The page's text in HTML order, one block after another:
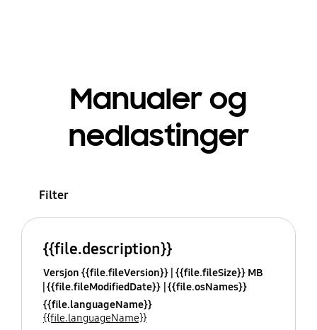
Manualer og
nedlastinger
Filter
{{file.description}}
Versjon {{file.fileVersion}} {{file.fileSize}} MB
{{file.fileModifiedDate}} {{file.osNames}}
{{file.languageName}}
{{file.languageName}}